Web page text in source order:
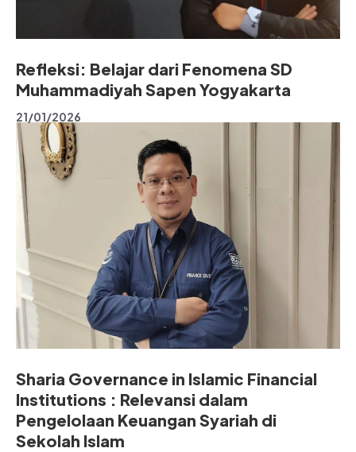
Refleksi: Belajar dari Fenomena SD
Muhammadiyah Sapen Yogyakarta
21/01/2026
Sharia Governance in Islamic Financial
Institutions : Relevansi dalam
Pengelolaan Keuangan Syariah di
Sekolah Islam